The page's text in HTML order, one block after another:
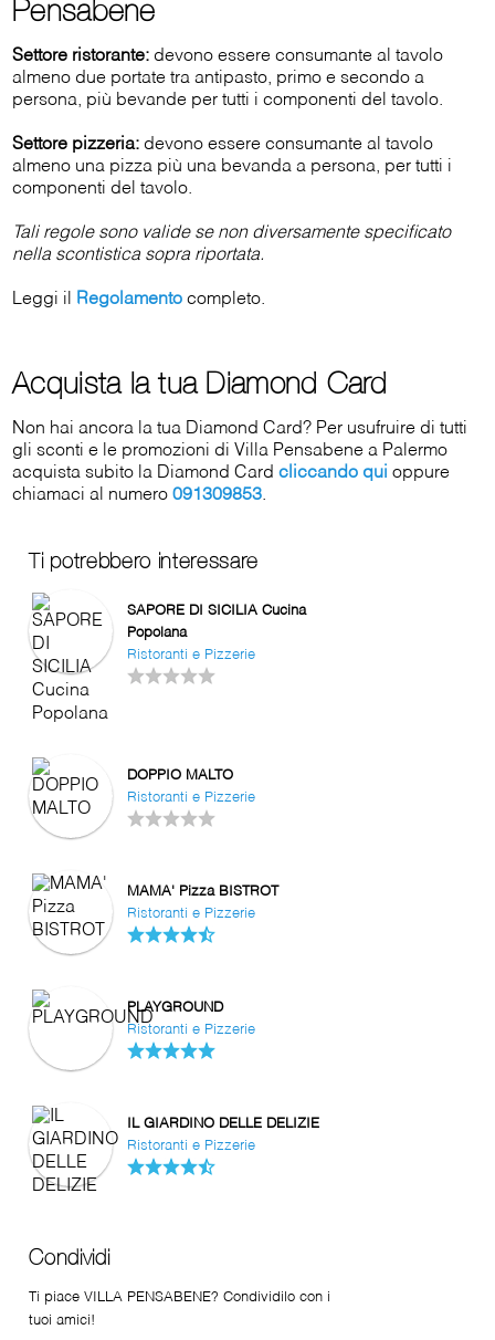
Pensabene
Settore ristorante: devono essere consumante al tavolo
almeno due portate tra antipasto, primo e secondo a
persona, più bevande per tutti i componenti del tavolo.
Settore pizzeria: devono essere consumante al tavolo
almeno una pizza più una bevanda a persona, per tutti i
componenti del tavolo.
Tali regole sono valide se non diversamente specificato
nella scontistica sopra riportata.
Leggi il Regolamento completo.
Acquista la tua Diamond Card
Non hai ancora la tua Diamond Card? Per usufruire di tutti
gli sconti e le promozioni di Villa Pensabene a Palermo
acquista subito la Diamond Cardcliccando qui oppure
chiamaci al numero091309853.
Ti potrebbero interessare
SAPORE DI SICILIA Cucina
Popolana
Ristoranti e Pizzerie
DOPPIO MALTO
Ristoranti e Pizzerie
MAMA' Pizza BISTROT
Ristoranti e Pizzerie
PLAYGROUND
Ristoranti e Pizzerie
IL GIARDINO DELLE DELIZIE
Ristoranti e Pizzerie
Condividi
Ti piace VILLA PENSABENE? Condividilo con i
tuoi amici!